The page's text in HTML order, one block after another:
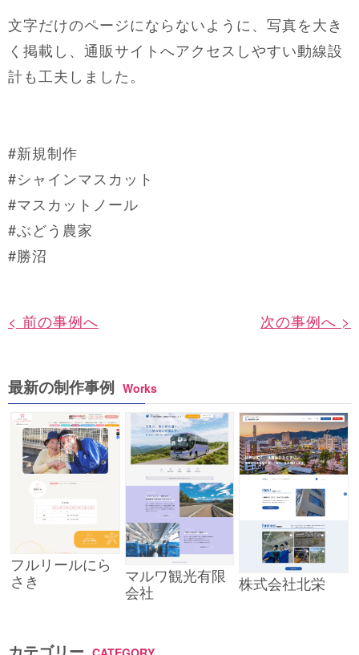
文字だけのページにならないように、写真を大き
く掲載し、通販サイトへアクセスしやすい動線設
計も工夫しました。
#新規制作
#シャインマスカット
#マスカットノール
#ぶどう農家
#勝沼
< 前の事例へ 次の事例へ >
最新の制作事例 Works
フルリールにら
さき
マルワ観光有限
会社
株式会社北栄